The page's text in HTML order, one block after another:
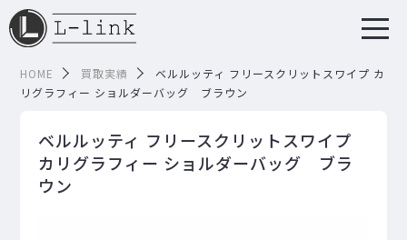
HOME 買取実績
ベルルッティ フリースクリットスワイプ カ
リグラフィー ショルダーバッグ ブラウン
ベルルッティ フリースクリットスワイプ
カリグラフィー ショルダーバッグ ブラ
ウン